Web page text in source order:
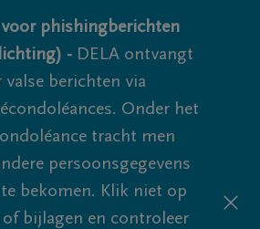
phishingberichten
- DELA ontvangt
berichten via
Onder het
tracht men
persoonsgegevens
bekomen. Klik niet op
bijlagen en controleer